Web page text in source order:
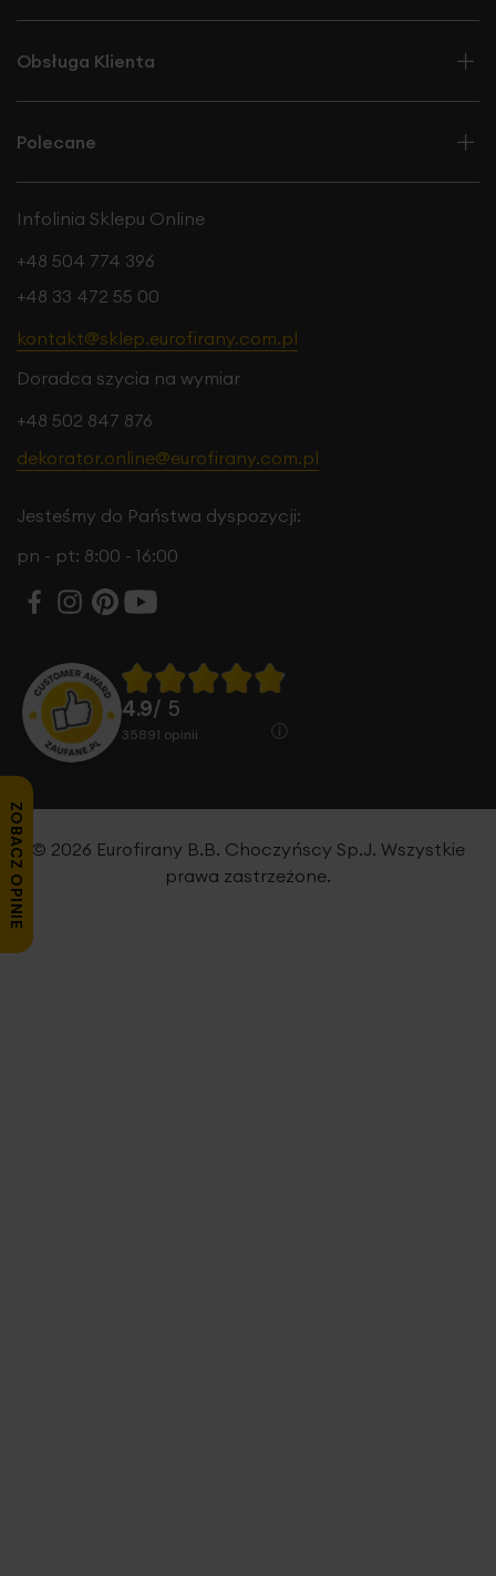
Obsługa Klienta
Polecane
Infolinia Sklepu Online
+48 504 774 396
+48 33 472 55 00
kontakt@sklep.eurofirany.com.pl
Doradca szycia na wymiar
+48 502 847 876
dekorator.online@eurofirany.com.pl
Jesteśmy do Państwa dyspozycji:
pn - pt: 8:00 - 16:00
4.9/ 5
35891 opinii
ZOBACZ OPINIE © 2026 Eurofirany B.B. Choczyńscy Sp.J. Wszystkie
prawa zastrzeżone.